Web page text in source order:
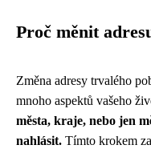
Proč měnit
Změna adresy trvalého
mnoho aspektů vašeho
města, kraje, nebo jen
nahlásit. Tímto krokem